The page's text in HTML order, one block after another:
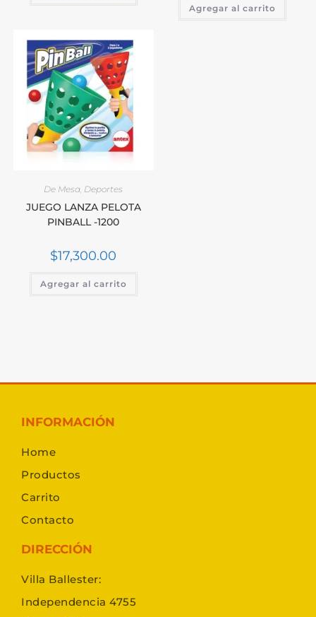
Agregar al carrito
De Mesa Deportes
JUEGO LANZA PELOTA
PINBALL -1200
$17,300.00
Agregar al carrito
INFORMACIÓN
Home
Productos
Carrito
Contacto
DIRECCIÓN
Villa Ballester:
Independencia 4755